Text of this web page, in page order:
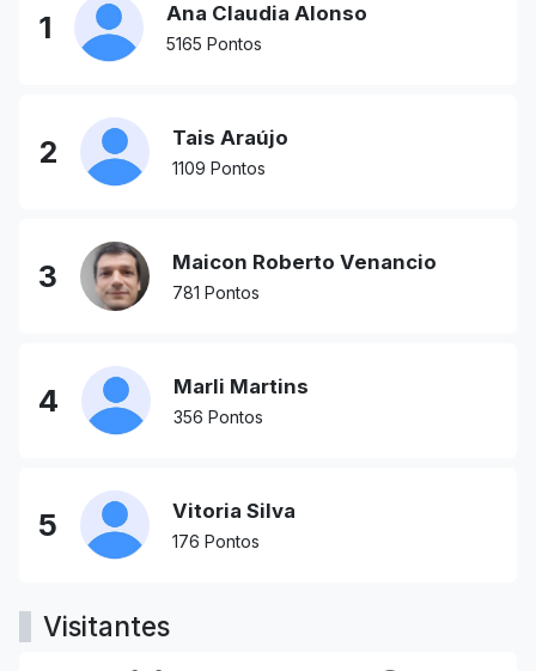
1 Ana Claudia Alonso
5165 Pontos
2 Tais Araújo
1109 Pontos
3 Maicon Roberto Venancio
781 Pontos
4 Marli Martins
356 Pontos
5 Vitoria Silva
176 Pontos
Visitantes